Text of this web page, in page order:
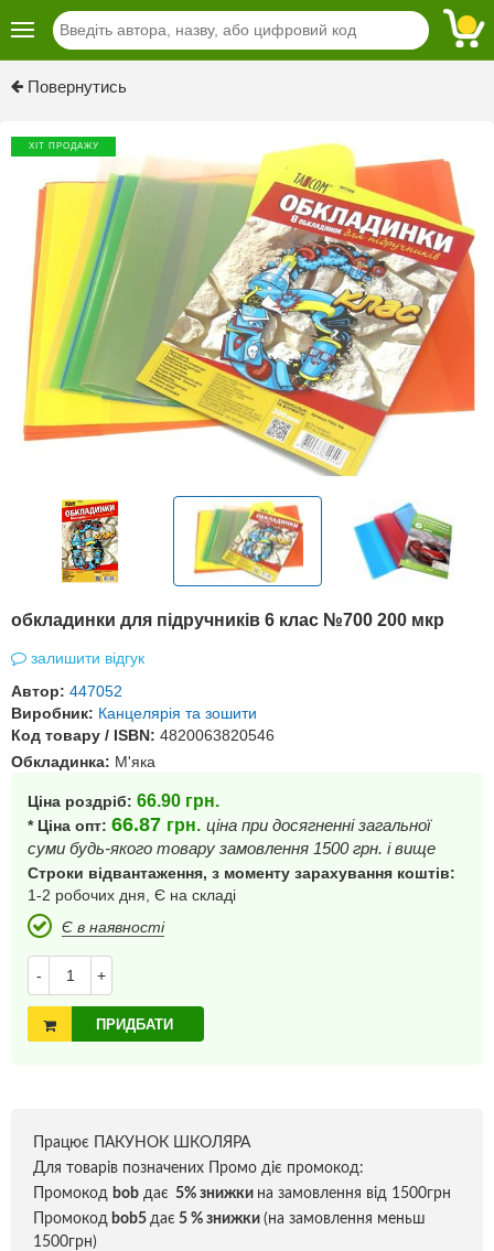
Повернутись
ХІТ ПРОДАЖУ
обкладинки для підручників 6 клас №700 200 мкр
залишити відгук
Автор: 447052
Виробник: Канцелярія та зошити
Код товару / ISBN: 4820063820546
Обкладинка: М'яка
Ціна роздріб: 66.90 грн.
* Ціна опт: 66.87 грн. ціна при досягненні загальної
суми будь-якого товару замовлення 1500 грн. і вище
Строки відвантаження, з моменту зарахування коштів:
1-2 робочих дня, Є на складі
Є в наявності
- +
ПРИДБАТИ
Працює ПАКУНОК ШКОЛЯРА
Для товарів позначених Промо діє промокод:
Промокод bob дає 5% знижки на замовлення від 1500грн
Промокод bob5 дає 5 % знижки (на замовлення меньш
1500грн)